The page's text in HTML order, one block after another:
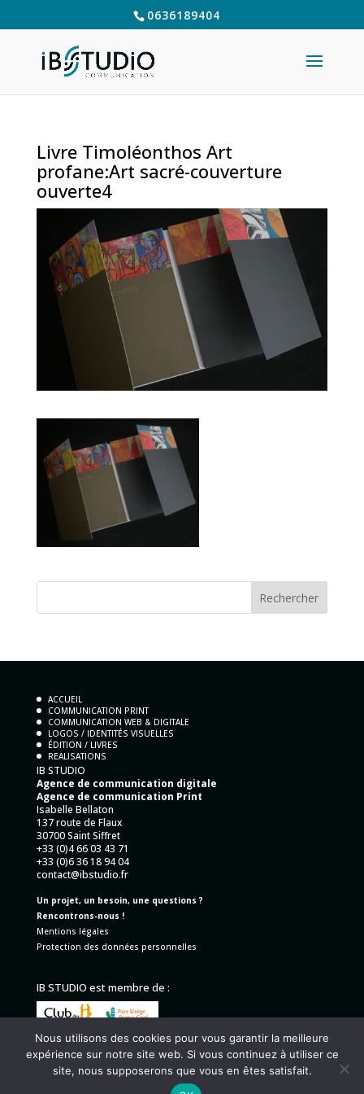
0636189404
Livre Timoléonthos Art
profane:Art sacré-couverture
ouverte4
ACCUEIL
COMMUNICATION PRINT
COMMUNICATION WEB & DIGITALE
LOGOS / IDENTITÉS VISUELLES
ÉDITION / LIVRES
REALISATIONS
IB STUDIO
Agence de communication digitale
Agence de communication Print
Isabelle Bellaton
137 route de Flaux
30700 Saint Siffret
+33 (0)4 66 03 43 71
+33 (0)6 36 18 94 04
contact@ibstudio.fr
Un projet, un besoin, une questions ?
Rencontrons-nous !
Mentions légales
Protection des données personnelles
IB STUDIO est membre de :
Nous utilisons des cookies pour vous garantir la meilleure
expérience sur notre site web. Si vous continuez à utiliser ce
site, nous supposerons que vous en êtes satisfait.